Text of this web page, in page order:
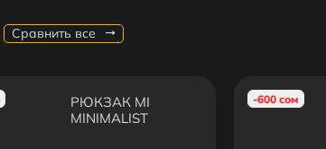
Сравнить все
РЮКЗАК MI
MINIMALIST
-600 сом